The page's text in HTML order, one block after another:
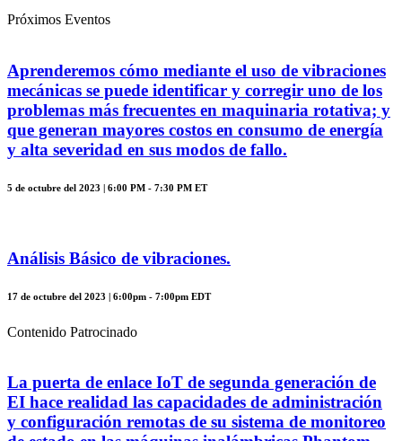
Próximos Eventos
Aprenderemos cómo mediante el uso de vibraciones
mecánicas se puede identificar y corregir uno de los
problemas más frecuentes en maquinaria rotativa; y
que generan mayores costos en consumo de energía
y alta severidad en sus modos de fallo.
5 de octubre del 2023 | 6:00 PM - 7:30 PM ET
Análisis Básico de vibraciones.
17 de octubre del 2023 | 6:00pm - 7:00pm EDT
Contenido Patrocinado
La puerta de enlace IoT de segunda generación de
EI hace realidad las capacidades de administración
y configuración remotas de su sistema de monitoreo